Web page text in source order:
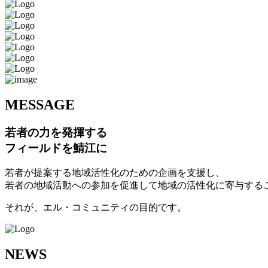
MESSAGE
若者の力を発揮する
フィールドを鯖江に
若者が提案する地域活性化のための企画を支援し、
若者の地域活動への参加を促進して地域の活性化に寄与する
それが、エル・コミュニティの目的です。
NEWS